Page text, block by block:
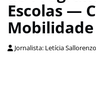
Escolas —
Jornalista: Letícia Sallorenzo